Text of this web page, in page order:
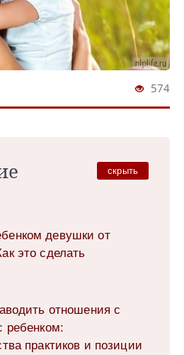
574
скрыть
девушки от
это сделать
отношения с
ребенком:
практиков и позиции